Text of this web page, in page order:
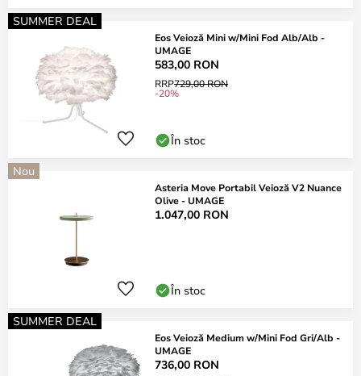
SUMMER DEAL
Eos Veioză Mini w/Mini Fod Alb/Alb -
UMAGE
583,00 RON
RRP729,00 RON
-20%
În stoc
Nou
Asteria Move Portabil Veioză V2 Nuance
Olive - UMAGE
1.047,00 RON
În stoc
SUMMER DEAL
Eos Veioză Medium w/Mini Fod Gri/Alb -
UMAGE
736,00 RON